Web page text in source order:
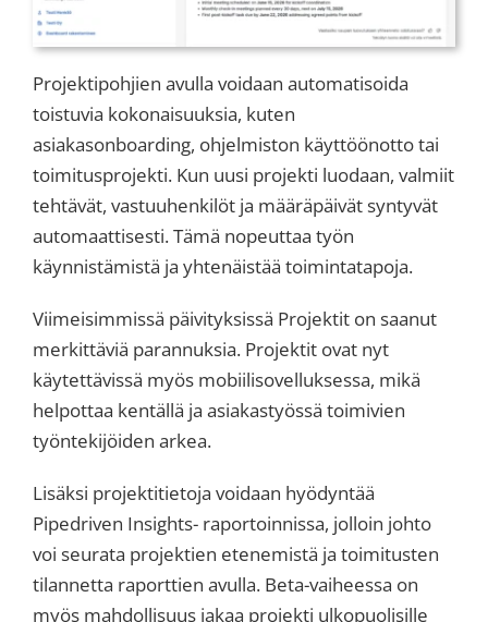
Projektipohjien avulla voidaan automatisoida
toistuvia kokonaisuuksia, kuten
asiakasonboarding, ohjelmiston käyttöönotto tai
toimitusprojekti. Kun uusi projekti luodaan, valmiit
tehtävät, vastuuhenkilöt ja määräpäivät syntyvät
automaattisesti. Tämä nopeuttaa työn
käynnistämistä ja yhtenäistää toimintatapoja.
Viimeisimmissä päivityksissä Projektit on saanut
merkittäviä parannuksia. Projektit ovat nyt
käytettävissä myös mobiilisovelluksessa, mikä
helpottaa kentällä ja asiakastyössä toimivien
työntekijöiden arkea.
Lisäksi projektitietoja voidaan hyödyntää
Pipedriven Insights- raportoinnissa, jolloin johto
voi seurata projektien etenemistä ja toimitusten
tilannetta raporttien avulla. Beta-vaiheessa on
myös mahdollisuus jakaa projekti ulkopuolisille